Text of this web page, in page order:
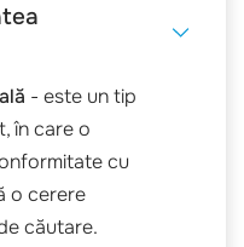
- este un tip
în care o
cu
o cerere
căutare.